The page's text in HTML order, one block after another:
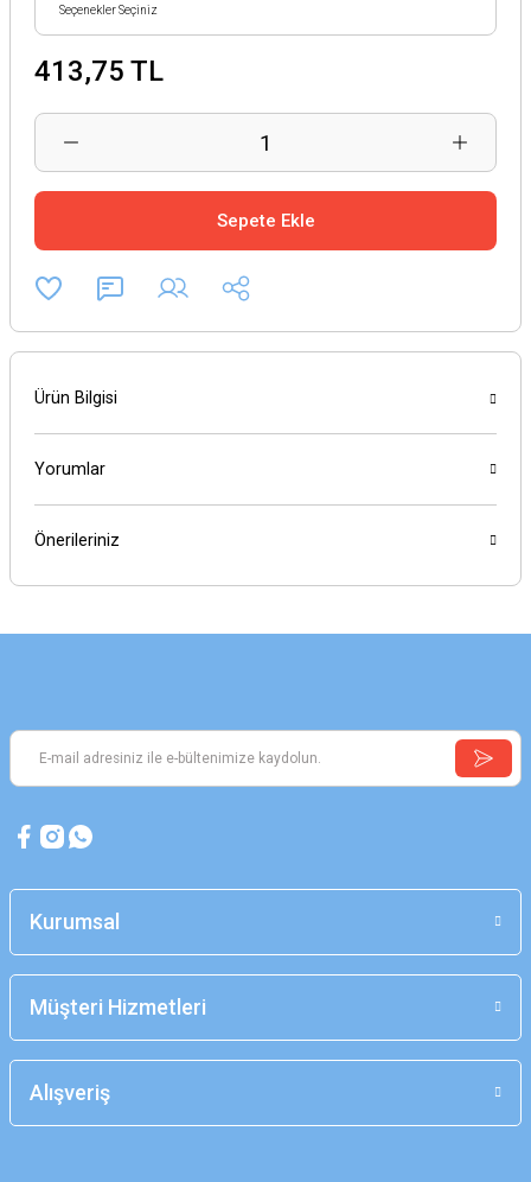
413,75 TL
Sepete Ekle
Ürün Bilgisi
Yorumlar
Önerileriniz
Kurumsal
Müşteri Hizmetleri
Alışveriş